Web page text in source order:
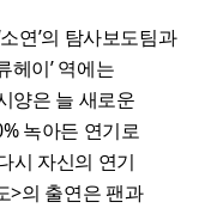
연’의 탐사보도팀과
헤이’ 역에는
양은 늘 새로운
녹아든 연기로
시 자신의 연기
>의 출연은 팬과